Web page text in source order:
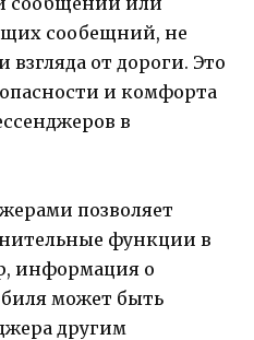
сообещний, не
взгляда от дороги. Это
и комфорта
в
позволяет
функции в
информация о
может быть
другим